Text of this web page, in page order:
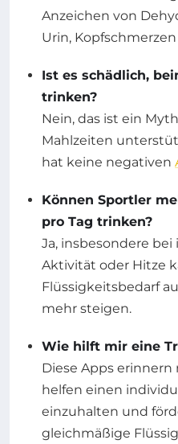
Anzeichen von
Urin,
Ist es schädlich,
trinken?
Nein, das ist ein
Mahlzeiten
hat keine negativen
Können Sportler
pro Tag trinken?
Ja, insbesondere
Aktivität oder Hitze
Flüssigkeitsbedarf
mehr steigen.
Wie hilft mir eine
Diese Apps erinnern
helfen einen
einzuhalten und
gleichmäßige